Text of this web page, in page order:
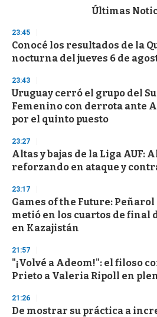
d
s
o
f
3
s
e
c
o
d
s
Últimas
23:45
Conocé los resultados de la
nocturna del jueves 6 de
23:43
Uruguay cerró el grupo del
Femenino con derrota ante
por el quinto puesto
23:27
Altas y bajas de la Liga AUF:
reforzando en ataque y
23:17
Games of the Future: Peñarol
metió en los cuartos de final
en Kazajistán
21:57
"¡Volvé a Adeom!": el filoso
Prieto a Valeria Ripoll en
21:26
De mostrar su práctica a